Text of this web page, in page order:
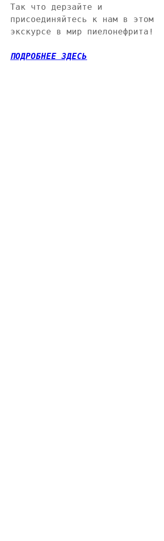
Так что дерзайте и
присоединяйтесь к нам в этом
экскурсе в мир пиелонефрита!
ПОДРОБНЕЕ ЗДЕСЬ